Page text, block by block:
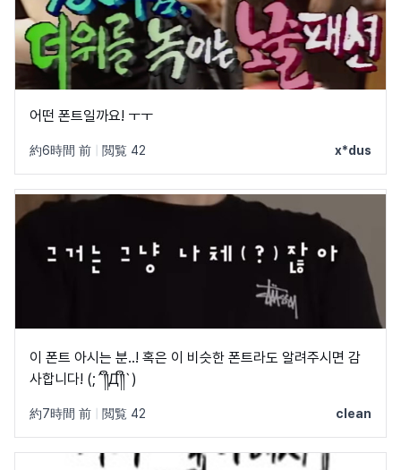
어떤 폰트일까요! ㅜㅜ
約6時間 前 閲覧 42 x*dus
이 폰트 아시는 분..! 혹은 이 비슷한 폰트라도 알려주시면 감
사합니다! (;´༎ຶД༎ຶ`)
約7時間 前 閲覧 42 clean